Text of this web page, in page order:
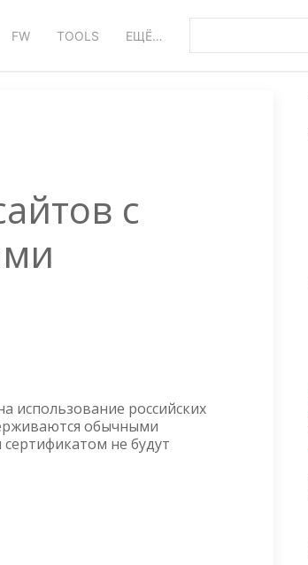
FW TOOLS ЕЩЁ…
с
использование российских
обычными
не будут